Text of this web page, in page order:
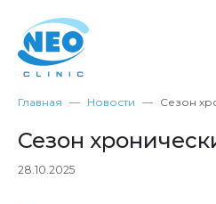
Главная Новости Сезон
Сезон
28.10.2025